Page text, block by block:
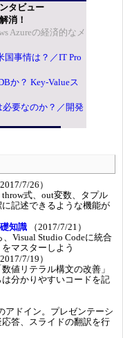
タビュー
消！
Azureの経済的なメ
国事情は？／IT Pro
か？ Key-Valueス
必要なのか？／開発
2017/7/26）
式、out変数、タプル
記述できるような機能が
知識 （2017/7/21）
Visual Studio Codeに統合
マスターしよう
2017/7/19）
値リテラル構文の改善」
分かりやすいコードを記
アドイン。プレゼンテーシ
答、スライドの翻訳を行